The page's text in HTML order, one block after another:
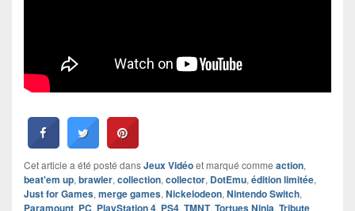
Cet article a été posté dansJeux Vidéoet marqué comme action,
beat'em up, brawler, collection, collector, DotEmu, édition limitée,
Just for Games, merge games, Nickelodeon, Nintendo Switch,
Paramount, PC, PlayStation 4, PS4, TMNT, Tortues Ninja, Tribute